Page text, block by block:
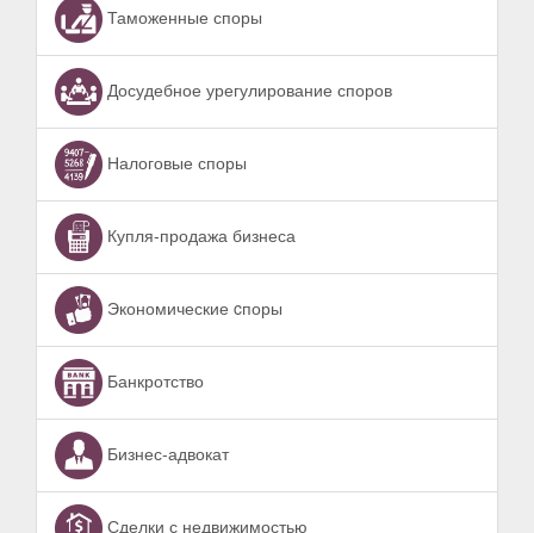
Таможенные споры
Досудебное урегулирование споров
Налоговые споры
Купля-продажа бизнеса
Экономические cпоры
Банкротство
Бизнес-адвокат
Сделки с недвижимостью